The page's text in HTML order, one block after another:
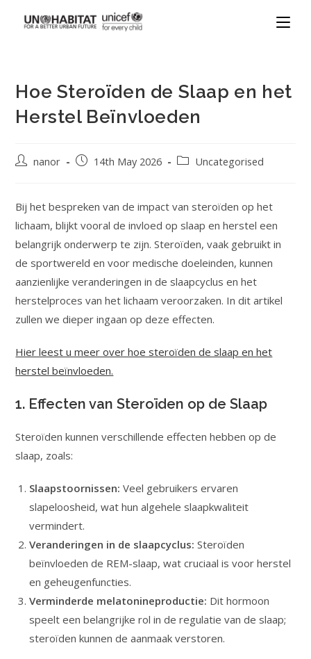
Hoe Steroïden de Slaap en het
Herstel Beïnvloeden
nanor 14th May 2026 Uncategorised
Bij het bespreken van de impact van steroïden op het
lichaam, blijkt vooral de invloed op slaap en herstel een
belangrijk onderwerp te zijn. Steroïden, vaak gebruikt in
de sportwereld en voor medische doeleinden, kunnen
aanzienlijke veranderingen in de slaapcyclus en het
herstelproces van het lichaam veroorzaken. In dit artikel
zullen we dieper ingaan op deze effecten.
Hier leest u meer over hoe steroïden de slaap en het
herstel beïnvloeden.
1. Effecten van Steroïden op de Slaap
Steroïden kunnen verschillende effecten hebben op de
slaap, zoals:
Slaapstoornissen: Veel gebruikers ervaren
slapeloosheid, wat hun algehele slaapkwaliteit
vermindert.
Veranderingen in de slaapcyclus: Steroïden
beïnvloeden de REM-slaap, wat cruciaal is voor herstel
en geheugenfuncties.
Verminderde melatonineproductie: Dit hormoon
speelt een belangrijke rol in de regulatie van de slaap;
steroïden kunnen de aanmaak verstoren.